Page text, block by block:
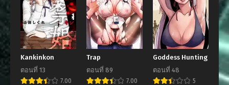
เมษายน 16, 2024 เมษายน 9, 2024
ตอนที่ 15
เมษายน 3, 2024
ตอนที่ 14
มีนาคม 26, 2024
ตอนที่ 13
มีนาคม 19, 2024 มีนาคม 13, 2024
Kankinkon
ตอนที่ 13
7.00
Trap
ตอนที่ 89
7.00
Goddess Hunting
ตอนที่ 48
5